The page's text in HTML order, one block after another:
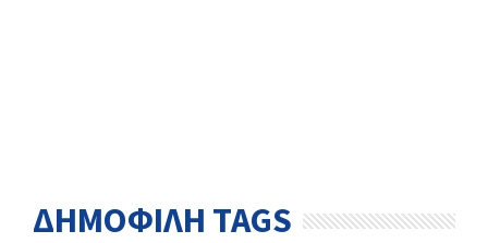
ΔΗΜΟΦΙΛΗ TAGS